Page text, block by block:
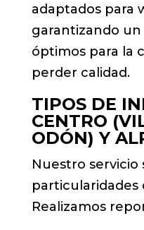
adaptados para
garantizando
óptimos para la
perder calidad.
TIPOS DE
CENTRO
ODÓN) Y
Nuestro servicio
particularidades
Realizamos